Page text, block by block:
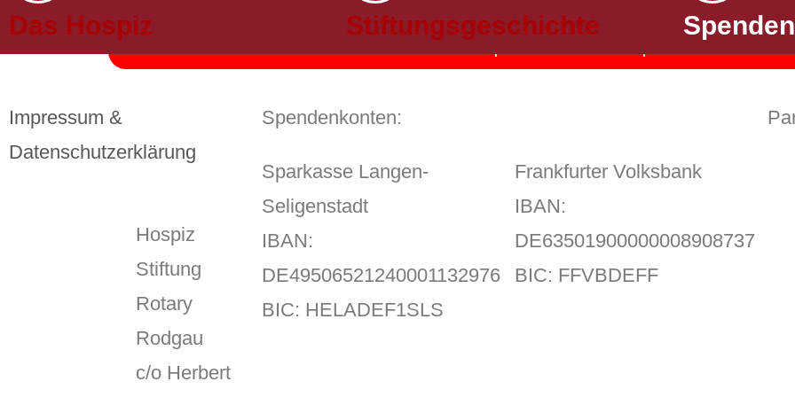
Das Hospiz Stiftungsgeschichte Spenden
Impressum &
Datenschutzerklärung
Hospiz
Stiftung
Rotary
Rodgau
c/o Herbert
Spendenkonten:
Sparkasse Langen-
Seligenstadt
IBAN:
DE49506521240001132976
BIC: HELADEF1SLS
Frankfurter Volksbank
IBAN:
DE63501900000008908737
BIC: FFVBDEFF